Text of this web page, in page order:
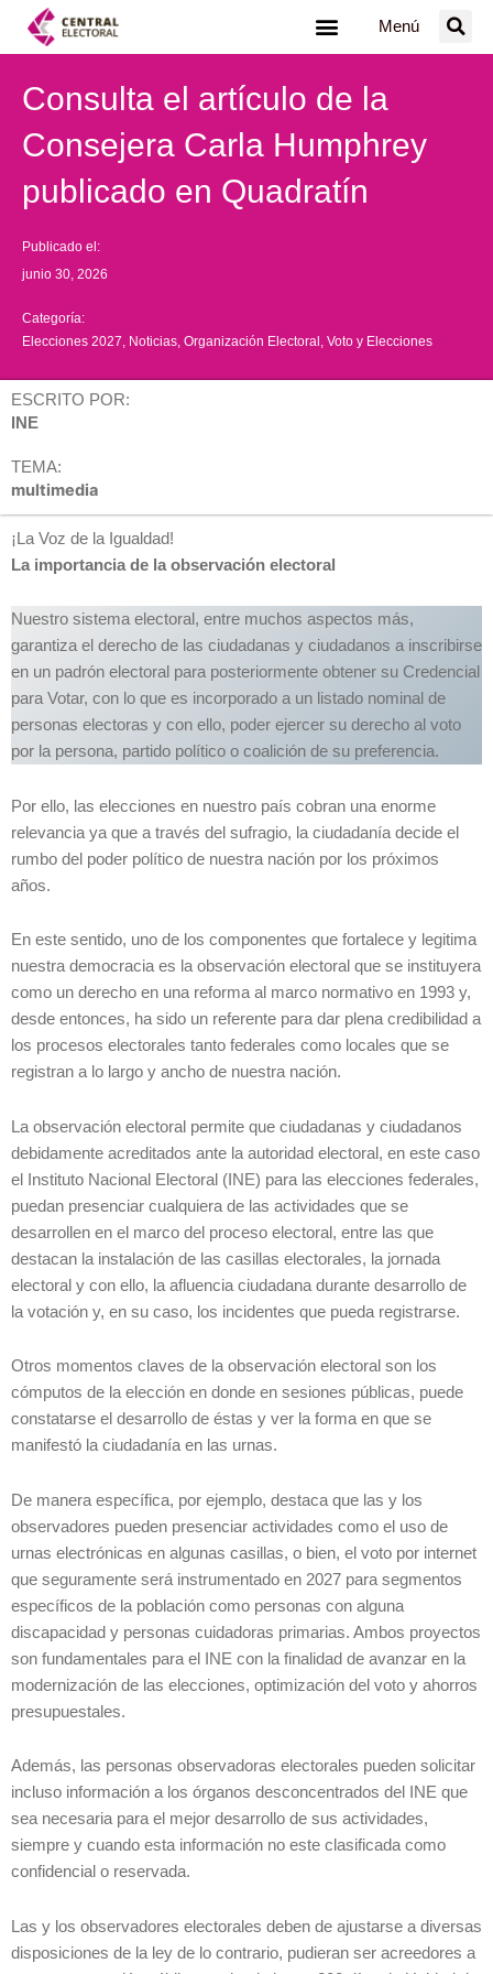
Menú
Consulta el artículo de la
Consejera Carla Humphrey
publicado en Quadratín
Publicado el:
junio 30, 2026
Categoría:
Elecciones 2027 Noticias Organización Electoral Voto y Elecciones
ESCRITO POR:
INE
TEMA:
multimedia
¡La Voz de la Igualdad!
La importancia de la observación electoral
Nuestro sistema electoral, entre muchos aspectos más,
garantiza el derecho de las ciudadanas y ciudadanos a inscribirse
en un padrón electoral para posteriormente obtener su Credencial
para Votar, con lo que es incorporado a un listado nominal de
personas electoras y con ello, poder ejercer su derecho al voto
por la persona, partido político o coalición de su preferencia.
Por ello, las elecciones en nuestro país cobran una enorme
relevancia ya que a través del sufragio, la ciudadanía decide el
rumbo del poder político de nuestra nación por los próximos
años.
En este sentido, uno de los componentes que fortalece y legitima
nuestra democracia es la observación electoral que se instituyera
como un derecho en una reforma al marco normativo en 1993 y,
desde entonces, ha sido un referente para dar plena credibilidad a
los procesos electorales tanto federales como locales que se
registran a lo largo y ancho de nuestra nación.
La observación electoral permite que ciudadanas y ciudadanos
debidamente acreditados ante la autoridad electoral, en este caso
el Instituto Nacional Electoral (INE) para las elecciones federales,
puedan presenciar cualquiera de las actividades que se
desarrollen en el marco del proceso electoral, entre las que
destacan la instalación de las casillas electorales, la jornada
electoral y con ello, la afluencia ciudadana durante desarrollo de
la votación y, en su caso, los incidentes que pueda registrarse.
Otros momentos claves de la observación electoral son los
cómputos de la elección en donde en sesiones públicas, puede
constatarse el desarrollo de éstas y ver la forma en que se
manifestó la ciudadanía en las urnas.
De manera específica, por ejemplo, destaca que las y los
observadores pueden presenciar actividades como el uso de
urnas electrónicas en algunas casillas, o bien, el voto por internet
que seguramente será instrumentado en 2027 para segmentos
específicos de la población como personas con alguna
discapacidad y personas cuidadoras primarias. Ambos proyectos
son fundamentales para el INE con la finalidad de avanzar en la
modernización de las elecciones, optimización del voto y ahorros
presupuestales.
Además, las personas observadoras electorales pueden solicitar
incluso información a los órganos desconcentrados del INE que
sea necesaria para el mejor desarrollo de sus actividades,
siempre y cuando esta información no este clasificada como
confidencial o reservada.
Las y los observadores electorales deben de ajustarse a diversas
disposiciones de la ley de lo contrario, pudieran ser acreedores a